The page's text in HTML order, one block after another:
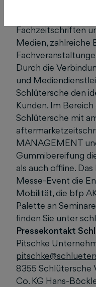
Schlütersche
umfangreiches
Fachzeitschriften
Medien, zahlreiche
Durch die
und
Schlütersche den
Kunden. Im
Schlütersche mit
MANAGEMENT
Gummibereifung
als auch offline.
Messe-Event die
Mobilität, die bfp
Palette an
finden Sie unter
Pressekontakt
Pitschke
8355 Schlütersche
Co. KG Hans-